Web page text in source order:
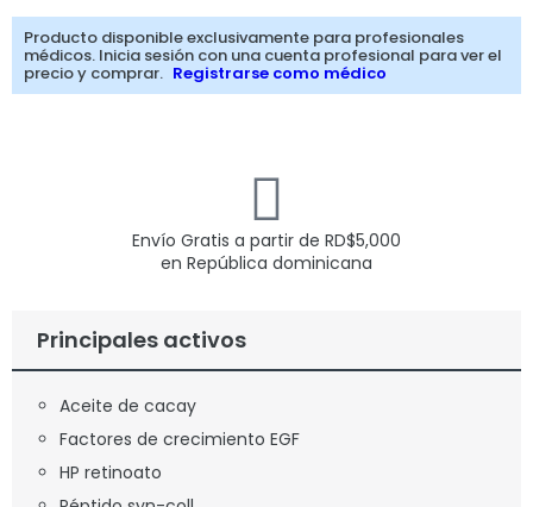
Producto disponible exclusivamente para profesionales
médicos. Inicia sesión con una cuenta profesional para ver el
precio y comprar. Registrarse como médico
Envío Gratis a partir de RD$5,000
en República dominicana
Principales activos
Aceite de cacay
Factores de crecimiento EGF
HP retinoato